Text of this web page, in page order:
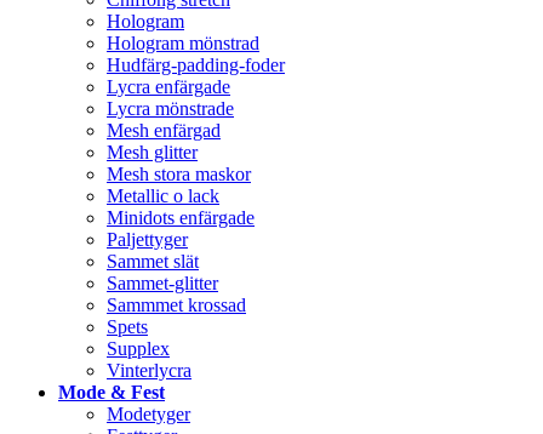
Hologram
Hologram mönstrad
Hudfärg-padding-foder
Lycra enfärgade
Lycra mönstrade
Mesh enfärgad
Mesh glitter
Mesh stora maskor
Metallic o lack
Minidots enfärgade
Paljettyger
Sammet slät
Sammet-glitter
Sammmet krossad
Spets
Supplex
Vinterlycra
Mode & Fest
Modetyger